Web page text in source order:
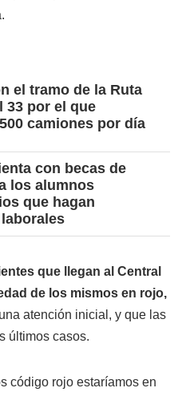
el tramo de la Ruta
33 por el que
camiones por día
con becas de
los alumnos
que hagan
que llegan al Central
de los mismos en rojo,
atención inicial, y que las
últimos casos.
código rojo estaríamos en